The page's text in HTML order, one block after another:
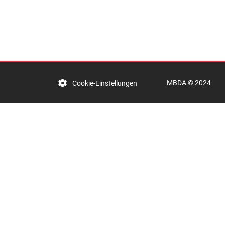
Cookie-Einstellungen MBDA © 2024